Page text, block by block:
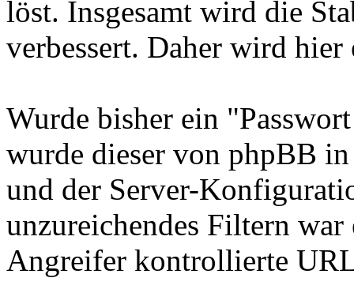
löst. Insgesamt wird die
verbessert. Daher wird
Wurde bisher ein
wurde dieser von phpBB
und der Server-
unzureichendes Filtern
Angreifer kontrollierte